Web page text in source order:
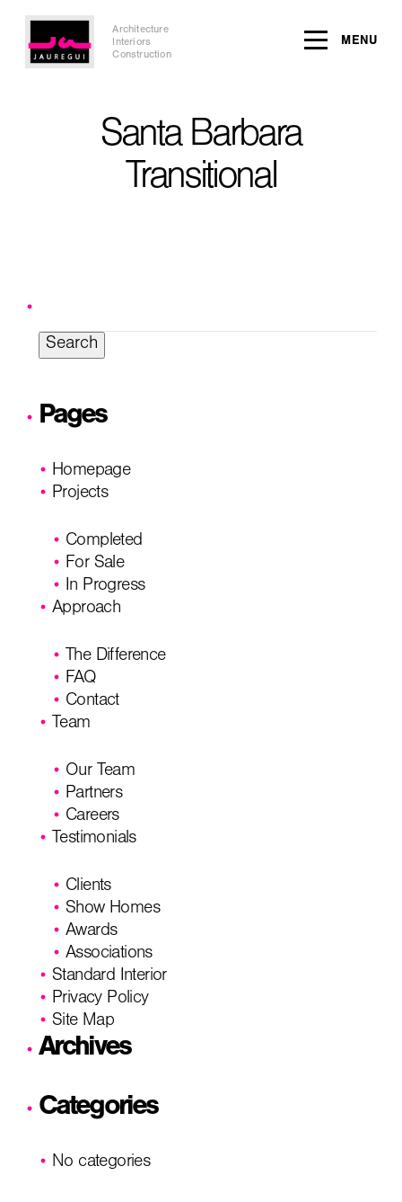
Architecture
Interiors
Construction
MENU
Santa Barbara
Transitional
Pages
Homepage
Projects
Completed
For Sale
In Progress
Approach
The Difference
FAQ
Contact
Team
Our Team
Partners
Careers
Testimonials
Clients
Show Homes
Awards
Associations
Standard Interior
Privacy Policy
Site Map
Archives
Categories
No categories